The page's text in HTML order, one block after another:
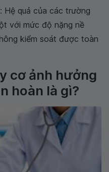
Hệ quả của các trường
với mức độ nặng nề
kiểm soát được toàn
cơ ảnh hưởng
hoàn là gì?